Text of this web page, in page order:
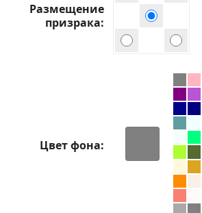
Размещение
призрака
Цвет фона